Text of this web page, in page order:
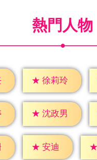
熱門人物
★ 徐莉玲
★ 沈政男
★ 安迪 ★